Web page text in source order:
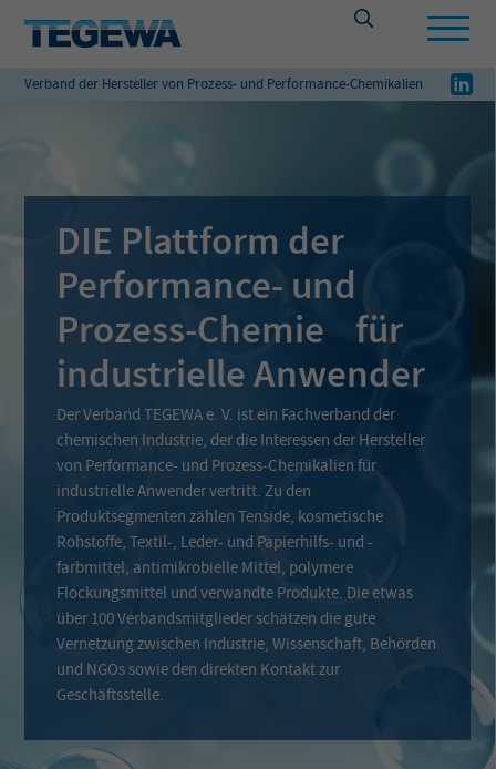
Verband der Hersteller von Prozess- und Performance-Chemikalien
DIE Plattform der
Performance- und
Prozess-Chemie für
industrielle Anwender
Der Verband TEGEWA e. V. ist ein Fachverband der
chemischen Industrie, der die Interessen der Hersteller
von Performance- und Prozess-Chemikalien für
industrielle Anwender vertritt. Zu den
Produktsegmenten zählen Tenside, kosmetische
Rohstoffe, Textil-, Leder- und Papierhilfs- und -
farbmittel, antimikrobielle Mittel, polymere
Flockungsmittel und verwandte Produkte. Die etwas
über 100 Verbandsmitglieder schätzen die gute
Vernetzung zwischen Industrie, Wissenschaft, Behörden
und NGOs sowie den direkten Kontakt zur
Geschäftsstelle.